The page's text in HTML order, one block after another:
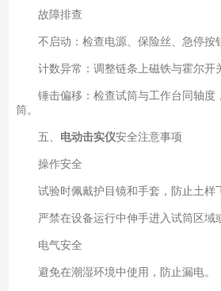
故障排查
不启动：检查电源、保险丝、急停按钮
计数异常：调整链条上磁铁与霍尔开
锤击偏移：检查试筒与工作台同轴度
筒。
五、 电动击实仪安全注意事项
操作安全
试验时佩戴护目镜和手套，防止土样
严禁在设备运行中伸手进入试筒区域或
电气安全
避免在潮湿环境中使用，防止漏电。